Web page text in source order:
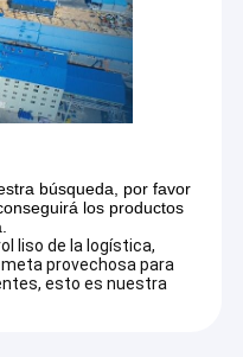
búsqueda, por favor
los productos
liso de la logística,
provechosa para
esto es nuestra